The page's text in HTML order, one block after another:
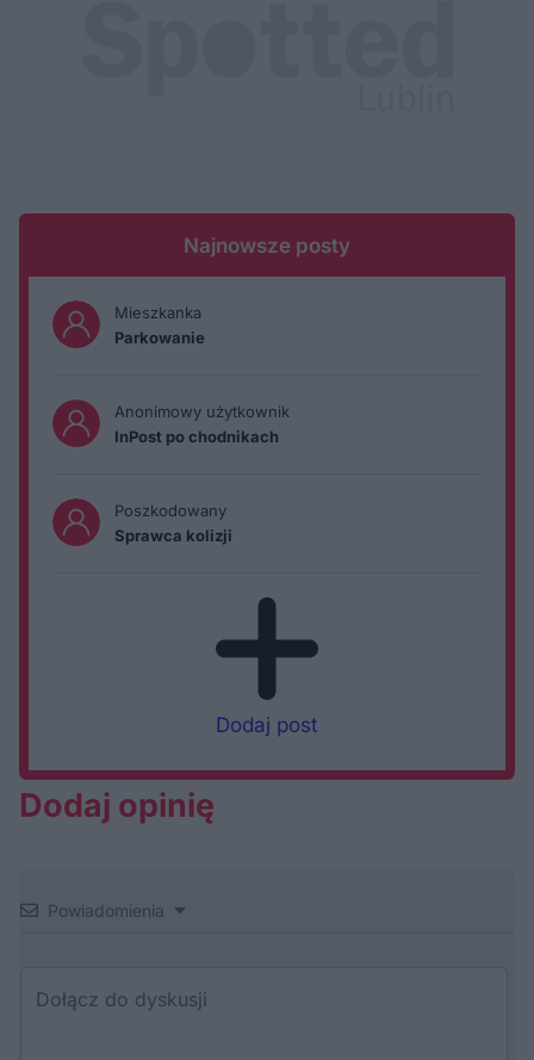
Najnowsze posty
Mieszkanka
Parkowanie
Anonimowy użytkownik
InPost po chodnikach
Poszkodowany
Sprawca kolizji
Dodaj post
Dodaj opinię
Powiadomienia